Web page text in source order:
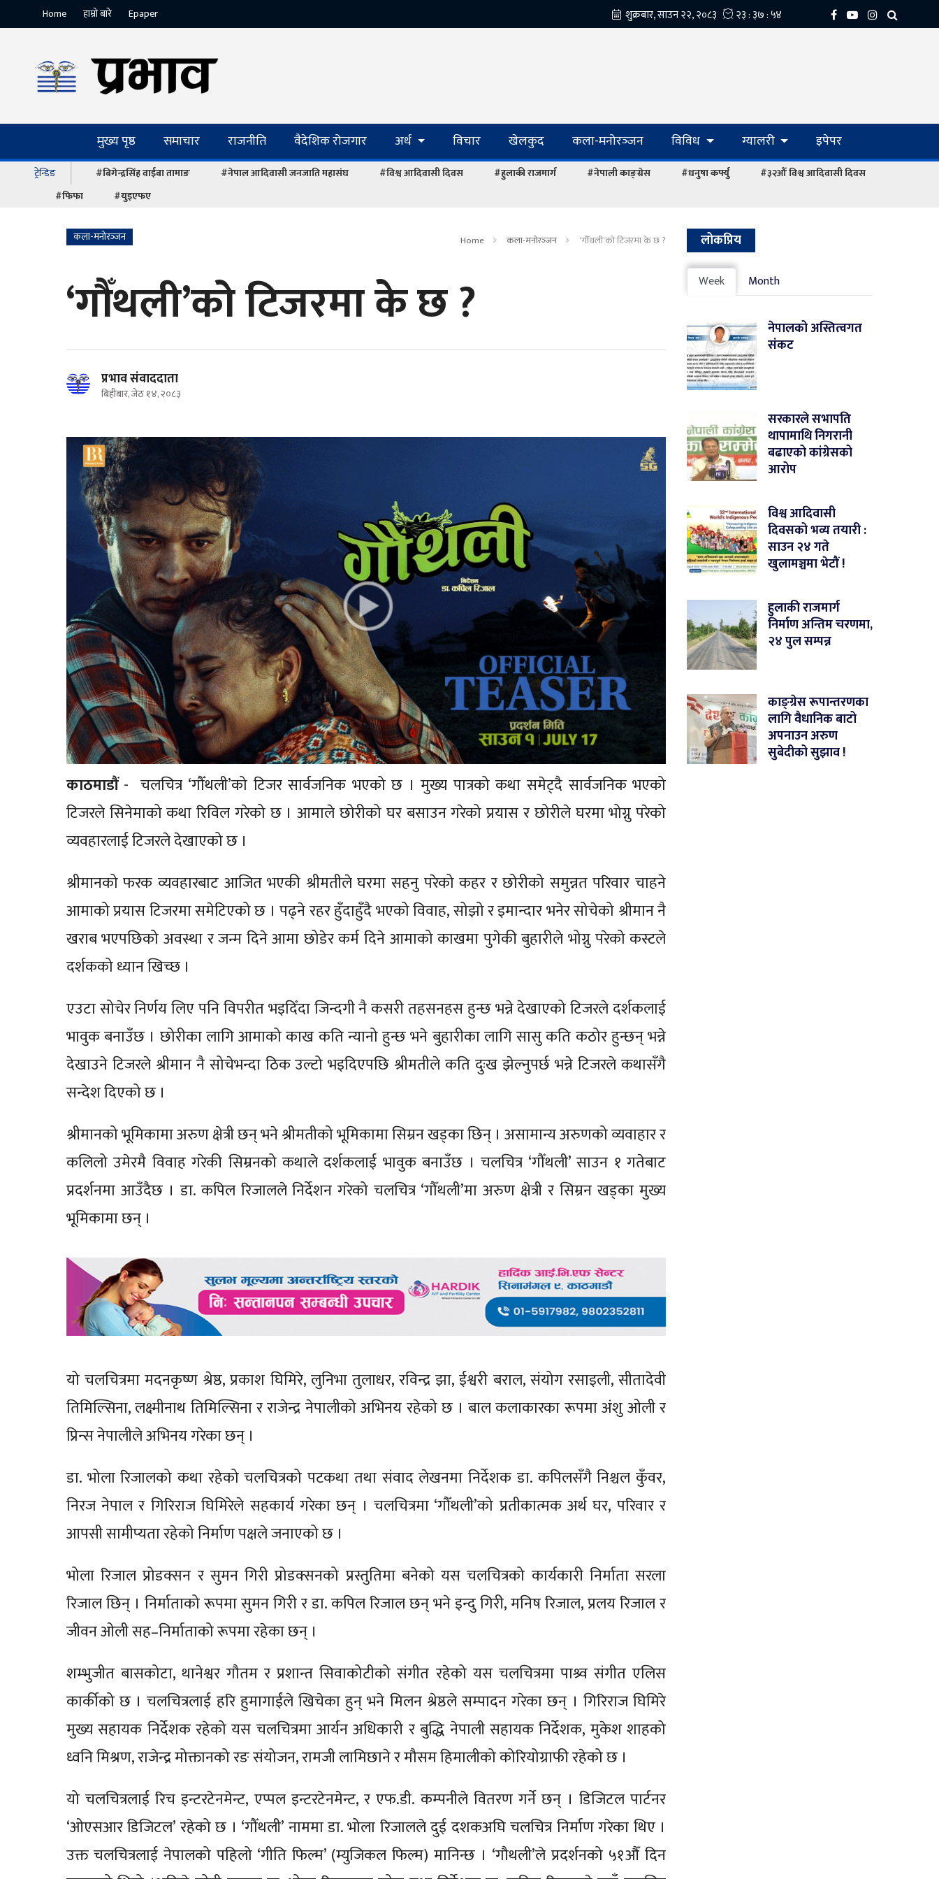
Home हाम्रो बारे Epaper
मुख्य पृष्ठ समाचार राजनीति वैदेशिक रोजगार अर्थ विचार खेलकुद कला-मनोरञ्‍जन विविध ग्यालरी इपेपर
ट्रेन्डिङ #बिगेन्द्रसिंह वाईबा तामाङ #नेपाल आदिवासी जनजाति महासंघ #विश्व आदिवासी दिवस #हुलाकी राजमार्ग #नेपाली काङ्ग्रेस #धनुषा कर्फ्यु
#३२औं विश्व आदिवासी दिवस
#फिफा
#युइएफए
कला-मनोरञ्‍जन Home कला-मनोरञ्‍जन ‘गौँथली’को टिजरमा के छ ?
‘गौँथली’को टिजरमा के छ ?
प्रभाव संवाददाता
बिहीबार, जेठ १४, २०८३
काठमाडौं- चलचित्र ‘गौँथली’को टिजर सार्वजनिक भएको छ । मुख्य पात्रको कथा समेट्दै सार्वजनिक भएको
टिजरले सिनेमाको कथा रिविल गरेको छ । आमाले छोरीको घर बसाउन गरेको प्रयास र छोरीले घरमा भोग्नु परेको
व्यवहारलाई टिजरले देखाएको छ ।
श्रीमानको फरक व्यवहारबाट आजित भएकी श्रीमतीले घरमा सहनु परेको कहर र छोरीको समुन्नत परिवार चाहने
आमाको प्रयास टिजरमा समेटिएको छ । पढ्ने रहर हुँदाहुँदै भएको विवाह, सोझो र इमान्दार भनेर सोचेको श्रीमान नै
खराब भएपछिको अवस्था र जन्म दिने आमा छोडेर कर्म दिने आमाको काखमा पुगेकी बुहारीले भोग्नु परेको कस्टले
दर्शकको ध्यान खिच्छ ।
एउटा सोचेर निर्णय लिए पनि विपरीत भइदिँदा जिन्दगी नै कसरी तहसनहस हुन्छ भन्ने देखाएको टिजरले दर्शकलाई
भावुक बनाउँछ । छोरीका लागि आमाको काख कति न्यानो हुन्छ भने बुहारीका लागि सासु कति कठोर हुन्छन् भन्ने
देखाउने टिजरले श्रीमान नै सोचेभन्दा ठिक उल्टो भइदिएपछि श्रीमतीले कति दुःख झेल्नुपर्छ भन्ने टिजरले कथासँगै
सन्देश दिएको छ ।
श्रीमानको भूमिकामा अरुण क्षेत्री छन् भने श्रीमतीको भूमिकामा सिम्रन खड्का छिन् । असामान्य अरुणको व्यवाहार र
कलिलो उमेरमै विवाह गरेकी सिम्रनको कथाले दर्शकलाई भावुक बनाउँछ । चलचित्र ‘गौँथली’ साउन १ गतेबाट
प्रदर्शनमा आउँदैछ । डा. कपिल रिजालले निर्देशन गरेको चलचित्र ‘गौँथली’मा अरुण क्षेत्री र सिम्रन खड्का मुख्य
भूमिकामा छन् ।
यो चलचित्रमा मदनकृष्ण श्रेष्ठ, प्रकाश घिमिरे, लुनिभा तुलाधर, रविन्द्र झा, ईश्वरी बराल, संयोग रसाइली, सीतादेवी
तिमिल्सिना, लक्ष्मीनाथ तिमिल्सिना र राजेन्द्र नेपालीको अभिनय रहेको छ । बाल कलाकारका रूपमा अंशु ओली र
प्रिन्स नेपालीले अभिनय गरेका छन् ।
डा. भोला रिजालको कथा रहेको चलचित्रको पटकथा तथा संवाद लेखनमा निर्देशक डा. कपिलसँगै निश्चल कुँवर,
निरज नेपाल र गिरिराज घिमिरेले सहकार्य गरेका छन् । चलचित्रमा ‘गौँथली’को प्रतीकात्मक अर्थ घर, परिवार र
आपसी सामीप्यता रहेको निर्माण पक्षले जनाएको छ ।
भोला रिजाल प्रोडक्सन र सुमन गिरी प्रोडक्सनको प्रस्तुतिमा बनेको यस चलचित्रको कार्यकारी निर्माता सरला
रिजाल छिन् । निर्माताको रूपमा सुमन गिरी र डा. कपिल रिजाल छन् भने इन्दु गिरी, मनिष रिजाल, प्रलय रिजाल र
जीवन ओली सह–निर्माताको रूपमा रहेका छन् ।
शम्भुजीत बासकोटा, थानेश्वर गौतम र प्रशान्त सिवाकोटीको संगीत रहेको यस चलचित्रमा पाश्र्व संगीत एलिस
कार्कीको छ । चलचित्रलाई हरि हुमागाईंले खिचेका हुन् भने मिलन श्रेष्ठले सम्पादन गरेका छन् । गिरिराज घिमिरे
मुख्य सहायक निर्देशक रहेको यस चलचित्रमा आर्यन अधिकारी र बुद्धि नेपाली सहायक निर्देशक, मुकेश शाहको
ध्वनि मिश्रण, राजेन्द्र मोक्तानको रङ संयोजन, रामजी लामिछाने र मौसम हिमालीको कोरियोग्राफी रहेको छ ।
यो चलचित्रलाई रिच इन्टरटेनमेन्ट, एप्पल इन्टरटेनमेन्ट, र एफ.डी. कम्पनीले वितरण गर्ने छन् । डिजिटल पार्टनर
‘ओएसआर डिजिटल’ रहेको छ । ‘गौँथली’ नाममा डा. भोला रिजालले दुई दशकअघि चलचित्र निर्माण गरेका थिए ।
उक्त चलचित्रलाई नेपालको पहिलो ‘गीति फिल्म’ (म्युजिकल फिल्म) मानिन्छ । ‘गौथली’ले प्रदर्शनको ५१औँ दिन
लोकप्रिय
Week Month
नेपालको अस्तित्वगत
संकट
सरकारले सभापति
थापामाथि निगरानी
बढाएको कांग्रेसको
आरोप
विश्व आदिवासी
दिवसको भव्य तयारी :
साउन २४ गते
खुलामञ्चमा भेटौं !
हुलाकी राजमार्ग
निर्माण अन्तिम चरणमा,
२४ पुल सम्पन्न
काङ्ग्रेस रूपान्तरणका
लागि वैधानिक बाटो
अपनाउन अरुण
सुबेदीको सुझाव !